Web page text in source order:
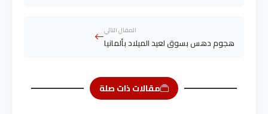
المقال التالي
هجوم دهس بسوق لعيد الميلاد بألمانيا
مقالات ذات صلة